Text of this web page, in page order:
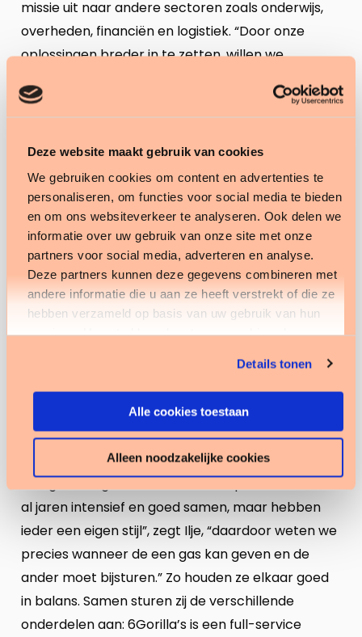
Deze website maakt gebruik van cookies
We gebruiken cookies om content en advertenties te
personaliseren, om functies voor social media te bieden
en om ons websiteverkeer te analyseren. Ook delen we
informatie over uw gebruik van onze site met onze
partners voor social media, adverteren en analyse.
Deze partners kunnen deze gegevens combineren met
andere informatie die u aan ze heeft verstrekt of die ze
hebben verzameld op basis van uw gebruik van hun
services. U gaat akkoord met onze cookies als u onze
Details tonen
Alle cookies toestaan
Alleen noodzakelijke cookies
missie uit naar andere sectoren zoals onderwijs,
overheden, financiën en logistiek. “Door onze
oplossingen breder in te zetten, willen we
aan. “Wat ons drijft is de maatschappelijke impact
buiten het publieke domein. We zijn groot
geworden in de zorg, maar zien ook in de
financiële, energie en logistieke sector tal van
toepassingsmogelijkheden.”
Sterk leiderschap en
samenwerking
De gedeelde ambitie om met data en AI de druk
en Ilje samen als directeuren van Tenzinger. Ze zijn
een sterk team: veel overeenkomsten en waar
nodig complementair. Ilje floreert in dynamische
situaties die een hands-on aanpak vereisen en
snelle beslissingen vragen. Jeroen brengt een wat
rustigere en gestructureerde aanpak. “We werken
al jaren intensief en goed samen, maar hebben
ieder een eigen stijl”, zegt Ilje, “daardoor weten we
precies wanneer de een gas kan geven en de
ander moet bijsturen.” Zo houden ze elkaar goed
in balans. Samen sturen zij de verschillende
onderdelen aan: 6Gorilla’s is een full-service